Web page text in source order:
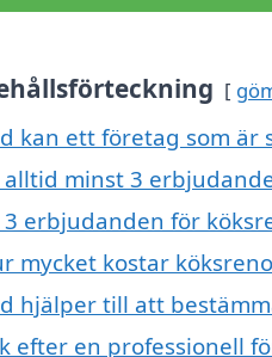
kan ett företag som är
alltid minst 3
3 erbjudanden för
mycket kostar
hjälper till att
efter en professionell